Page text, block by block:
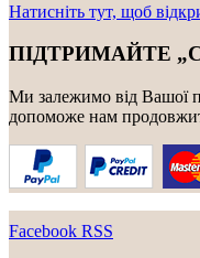
Натисніть тут, щоб
ПІДТРИМАЙТЕ
Ми залежимо від Вашої
допоможе нам
Facebook RSS